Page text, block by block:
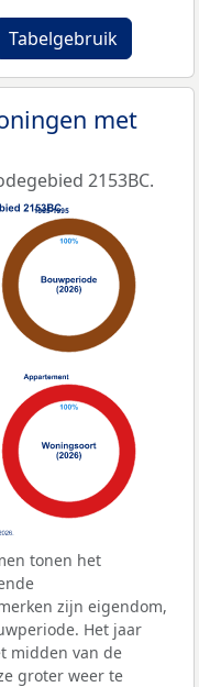
Tabelgebruik
met
2153BC.
tonen het
zijn eigendom,
Het jaar
midden van de
groter weer te